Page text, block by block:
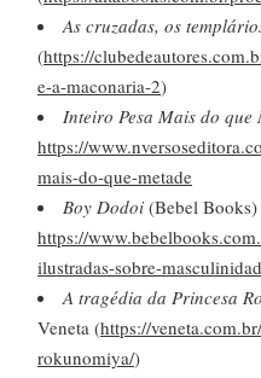
As cruzadas, os
(https://
e-a-maconaria-2)
Inteiro Pesa Mais do que
https://
mais-do-que-metade
Boy Dodoi (Bebel
https://
ilustradas-sobre-
A tragédia da Princesa
Veneta (https://
rokunomiya/)